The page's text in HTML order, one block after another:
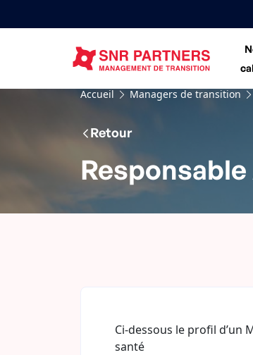
Accueil Managers de transition
Retour
Ci-dessous le profil d’un
santé